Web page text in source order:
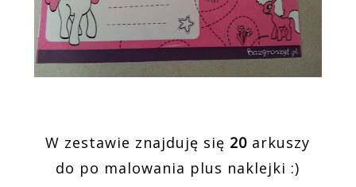
W zestawie znajduję się 20 arkuszy
do po malowania plus naklejki :)